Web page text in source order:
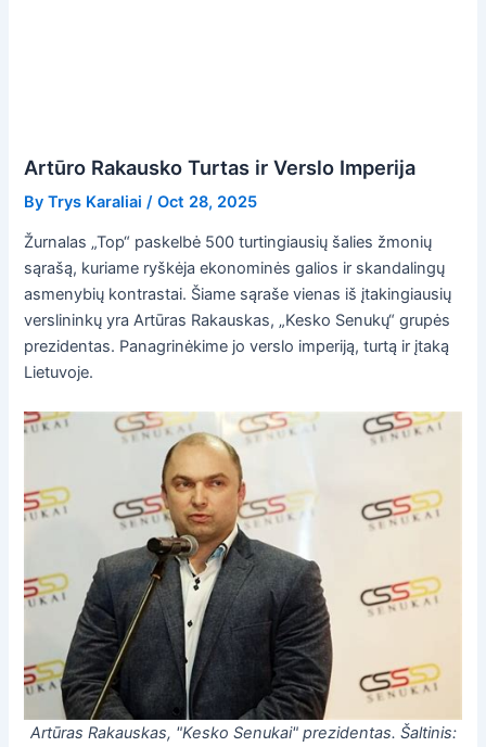
Artūro Rakausko Turtas ir Verslo Imperija
ByTrys Karaliai /Oct 28, 2025
Žurnalas „Top“ paskelbė 500 turtingiausių šalies žmonių
sąrašą, kuriame ryškėja ekonominės galios ir skandalingų
asmenybių kontrastai. Šiame sąraše vienas iš įtakingiausių
verslininkų yra Artūras Rakauskas, „Kesko Senukų“ grupės
prezidentas. Panagrinėkime jo verslo imperiją, turtą ir įtaką
Lietuvoje.
Artūras Rakauskas, "Kesko Senukai" prezidentas. Šaltinis: